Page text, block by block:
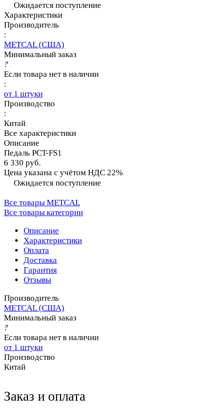
Ожидается поступление
Характеристики
Производитель
:
METCAL (США)
Минимальный заказ
?
Если товара нет в наличии
:
от 1 штуки
Производство
:
Китай
Все характеристики
Описание
Педаль PCT-FS1
6 330 руб.
Цена указана с учётом НДС 22%
Ожидается поступление
Все товары METCAL
Все товары категории
Описание
Характеристики
Оплата
Доставка
Гарантия
Отзывы
Производитель
METCAL (США)
Минимальный заказ
?
Если товара нет в наличии
от 1 штуки
Производство
Китай
Заказ и оплата